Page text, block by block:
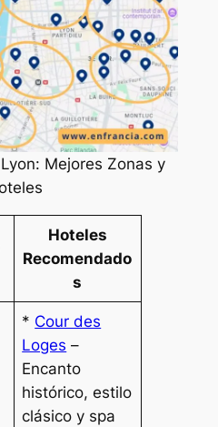
Mejores Zonas y
Hoteles
Recomendado
s
* Cour des
Loges –
Encanto
histórico, estilo
clásico y spa